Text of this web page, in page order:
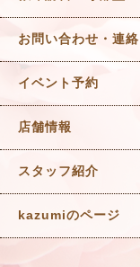
お問い合わせ・連絡
イベント予約
店舗情報
スタッフ紹介
kazumiのページ